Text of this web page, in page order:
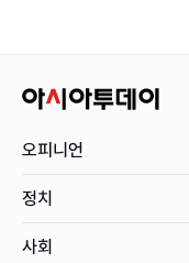
오피니언
정치
사회